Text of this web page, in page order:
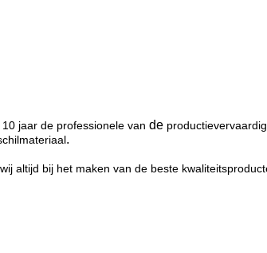
jaar de professionele van de
.
altijd bij het maken van de beste